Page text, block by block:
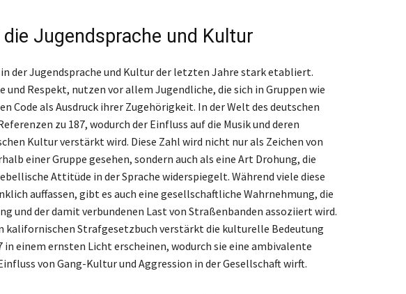
Jugendsprache und Kultur
in der Jugendsprache und Kultur der letzten Jahre stark etabliert.
und Respekt, nutzen vor allem Jugendliche, die sich in Gruppen wie
Code als Ausdruck ihrer Zugehörigkeit. In der Welt des deutschen
zu 187, wodurch der Einfluss auf die Musik und deren
Kultur verstärkt wird. Diese Zahl wird nicht nur als Zeichen von
einer Gruppe gesehen, sondern auch als eine Art Drohung, die
Attitüde in der Sprache widerspiegelt. Während viele diese
auffassen, gibt es auch eine gesellschaftliche Wahrnehmung, die
und der damit verbundenen Last von Straßenbanden assoziiert wird.
kalifornischen Strafgesetzbuch verstärkt die kulturelle Bedeutung
in einem ernsten Licht erscheinen, wodurch sie eine ambivalente
von Gang-Kultur und Aggression in der Gesellschaft wirft.